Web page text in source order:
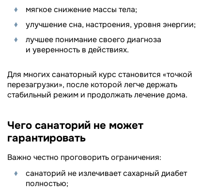
мягкое снижение массы тела;
улучшение сна, настроения, уровня энергии;
лучшее понимание своего диагноза
и уверенность в действиях.
Для многих санаторный курс становится «точкой
перезагрузки», после которой легче держать
стабильный режим и продолжать лечение дома.
Чего санаторий не может
гарантировать
Важно честно проговорить ограничения:
санаторий не излечивает сахарный диабет
полностью;